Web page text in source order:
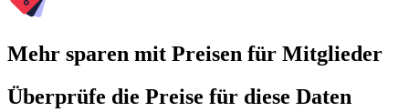
Mehr sparen mit Preisen für Mitglieder
Überprüfe die Preise für diese Daten